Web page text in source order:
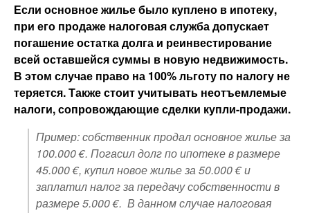
Если основное жилье было куплено в ипотеку,
при его продаже налоговая служба допускает
погашение остатка долга и реинвестирование
всей оставшейся суммы в новую недвижимость.
В этом случае право на 100% льготу по налогу не
теряется. Также стоит учитывать неотъемлемые
налоги, сопровождающие сделки купли-продажи.
Пример: собственник продал основное жилье за
100.000 €. Погасил долг по ипотеке в размере
45.000 €, купил новое жилье за 50.000 € и
заплатил налог за передачу собственности в
размере 5.000 €. В данном случае налоговая